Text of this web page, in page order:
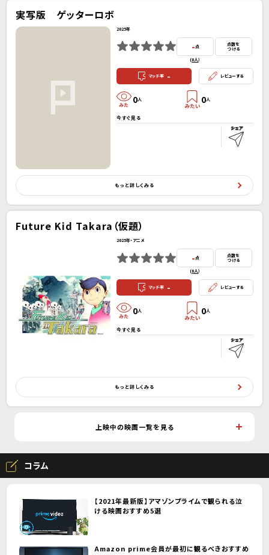
実写版 ゲッターロボ
2025年
-点
(0人）
点数を
つける
マッチ率 - レビューする
0人 0人
今すぐ見る
もっと詳しくみる
Future Kid Takara（仮題）
2025年・アニメ
-点
(0人）
点数を
つける
マッチ率 - レビューする
0人 0人
今すぐ見る
もっと詳しくみる
上映中の映画一覧を見る
コラム
【2021年最新版】アマゾンプライムで観られる泣
ける映画おすすめ5選
Amazon prime会員が最初に観るべきおすすめ